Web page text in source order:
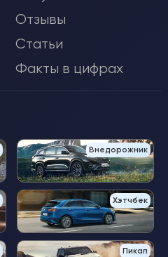
Отзывы
Статьи
Факты в цифрах
Внедорожник
Хэтчбек
Пикап